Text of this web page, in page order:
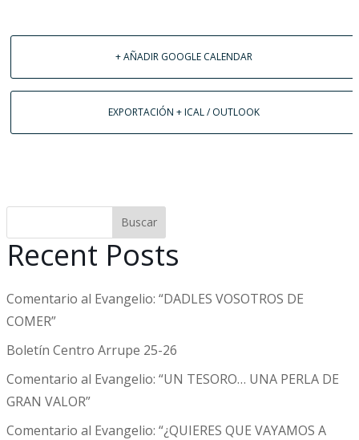
+ AÑADIR GOOGLE CALENDAR
EXPORTACIÓN + ICAL / OUTLOOK
Buscar
Recent Posts
Comentario al Evangelio: “DADLES VOSOTROS DE
COMER”
Boletín Centro Arrupe 25-26
Comentario al Evangelio: “UN TESORO… UNA PERLA DE
GRAN VALOR”
Comentario al Evangelio: “¿QUIERES QUE VAYAMOS A